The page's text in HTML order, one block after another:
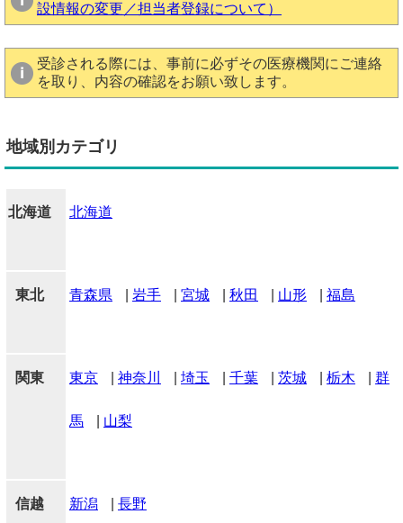
設情報の変更／担当者登録について）
受診される際には、事前に必ずその医療機関にご連絡
を取り、内容の確認をお願い致します。
地域別カテゴリ
北海道 北海道
東北 青森県 岩手 宮城 秋田 山形 福島
関東 東京 神奈川 埼玉 千葉 茨城 栃木 群
馬 山梨
信越 新潟 長野